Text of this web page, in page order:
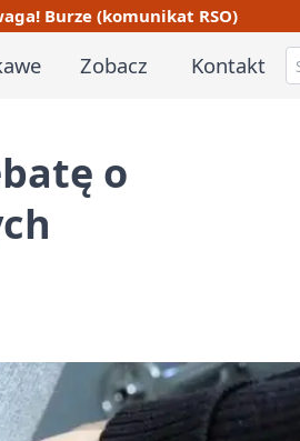
Burze (komunikat RSO)
Zobacz Kontakt
o